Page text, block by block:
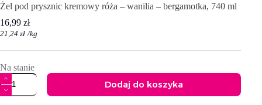
Żel pod prysznic kremowy róża – wanilia – bergamotka, 740 ml
16,99 zł
21,24 zł /kg
Na stanie
ilość
Żel
pod
Dodaj do koszyka